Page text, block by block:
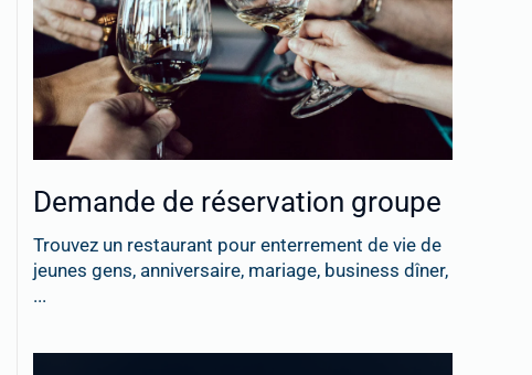
Demande de réservation groupe
Trouvez un restaurant pour enterrement de vie de
jeunes gens, anniversaire, mariage, business dîner,
...